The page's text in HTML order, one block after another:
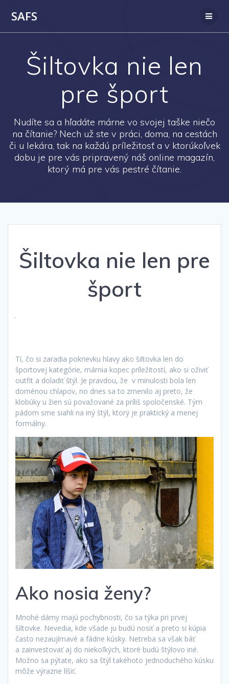
SAFS
Šiltovka nie len
pre šport
Nudíte sa a hľadáte márne vo svojej taške niečo
na čítanie? Nech už ste v práci, doma, na cestách
či u lekára, tak na každú príležitosť a v ktorúkoľvek
dobu je pre vás pripravený náš online magazín,
ktorý má pre vás pestré čítanie.
Šiltovka nie len pre
šport
Tí, čo si zaradia pokrievku hlavy ako šiltovka len do
športovej kategórie, márnia kopec príležitostí, ako si oživiť
outfit a doladiť štýl. Je pravdou, že v minulosti bola len
doménou chlapov, no dnes sa to zmenilo aj preto, že
klobúky u žien sú považované za príliš spoločenské. Tým
pádom sme siahli na iný štýl, ktorý je praktický a menej
formálny.
Ako nosia ženy?
Mnohé dámy majú pochybnosti, čo sa týka pri prvej
šiltovke. Nevedia, kde všade ju budú nosiť a preto si kúpia
často nezaujímavé a fádne kúsky. Netreba sa však báť
a zainvestovať aj do niekoľkých, ktoré budú štýlovo iné.
Možno sa pýtate, ako sa štýl takéhoto jednoduchého kúsku
môže výrazne líšiť.